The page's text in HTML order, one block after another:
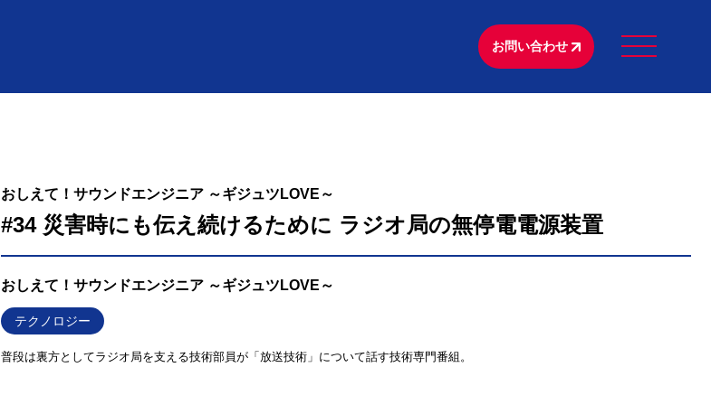
お問い合わせ
おしえて！サウンドエンジニア ～ギジュツLOVE～
#34 災害時にも伝え続けるために ラジオ局の無停電電源装置
おしえて！サウンドエンジニア ～ギジュツLOVE～
テクノロジー
普段は裏方としてラジオ局を支える技術部員が「放送技術」について話す技術専門番組。